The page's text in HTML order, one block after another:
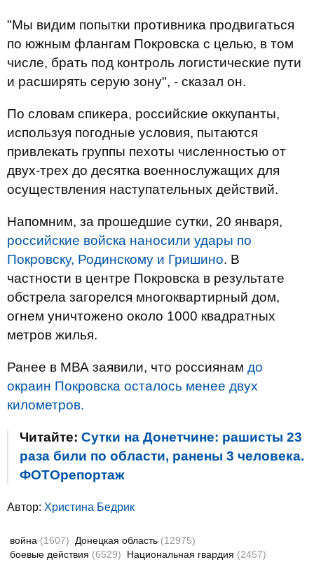
"Мы видим попытки противника продвигаться
по южным флангам Покровска с целью, в том
числе, брать под контроль логистические пути
и расширять серую зону", - сказал он.
По словам спикера, российские оккупанты,
используя погодные условия, пытаются
привлекать группы пехоты численностью от
двух-трех до десятка военнослужащих для
осуществления наступательных действий.
Напомним, за прошедшие сутки, 20 января,
российские войска наносили удары по
Покровску, Родинскому и Гришино. В
частности в центре Покровска в результате
обстрела загорелся многоквартирный дом,
огнем уничтожено около 1000 квадратных
метров жилья.
Ранее в МВА заявили, что россиянам до
окраин Покровска осталось менее двух
километров.
Читайте: Сутки на Донетчине: рашисты 23
раза били по области, ранены 3 человека.
ФОТОрепортаж
Автор: Христина Бедрик
война (1607) Донецкая область (12975)
боевые действия (6529) Национальная гвардия (2457)